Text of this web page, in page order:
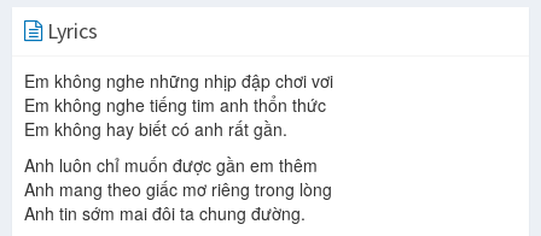
Lyrics
Em không nghe những nhịp đập chơi vơi
Em không nghe tiếng tim anh thổn thức
Em không hay biết có anh rất gần.
Anh luôn chỉ muốn được gần em thêm
Anh mang theo giấc mơ riêng trong lòng
Anh tin sớm mai đôi ta chung đường.